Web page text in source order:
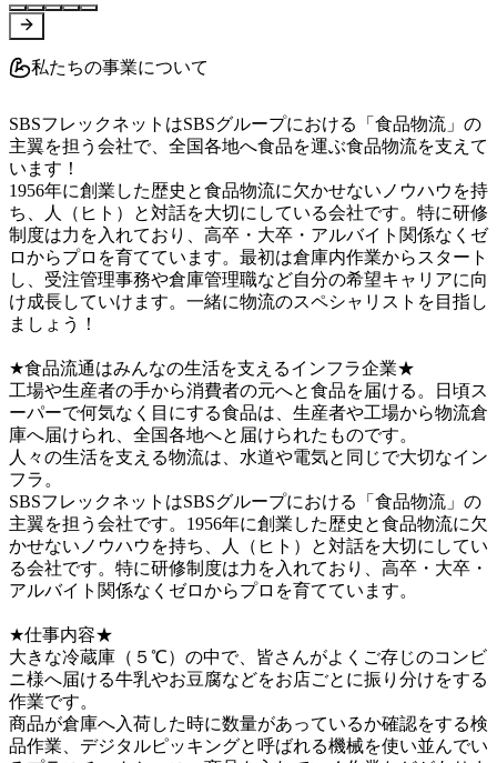
私たちの事業について
SBSフレックネットはSBSグループにおける「食品物流」の
主翼を担う会社で、全国各地へ食品を運ぶ食品物流を支えて
います！
1956年に創業した歴史と食品物流に欠かせないノウハウを持
ち、人（ヒト）と対話を大切にしている会社です。特に研修
制度は力を入れており、高卒・大卒・アルバイト関係なくゼ
ロからプロを育てています。最初は倉庫内作業からスタート
し、受注管理事務や倉庫管理職など自分の希望キャリアに向
け成長していけます。一緒に物流のスペシャリストを目指し
ましょう！
★食品流通はみんなの生活を支えるインフラ企業★
工場や生産者の手から消費者の元へと食品を届ける。日頃ス
ーパーで何気なく目にする食品は、生産者や工場から物流倉
庫へ届けられ、全国各地へと届けられたものです。
人々の生活を支える物流は、水道や電気と同じで大切なイン
フラ。
SBSフレックネットはSBSグループにおける「食品物流」の
主翼を担う会社です。1956年に創業した歴史と食品物流に欠
かせないノウハウを持ち、人（ヒト）と対話を大切にしてい
る会社です。特に研修制度は力を入れており、高卒・大卒・
アルバイト関係なくゼロからプロを育てています。
★仕事内容★
大きな冷蔵庫（５℃）の中で、皆さんがよくご存じのコンビ
ニ様へ届ける牛乳やお豆腐などをお店ごとに振り分けをする
作業です。
商品が倉庫へ入荷した時に数量があっているか確認をする検
品作業、デジタルピッキングと呼ばれる機械を使い並んでい